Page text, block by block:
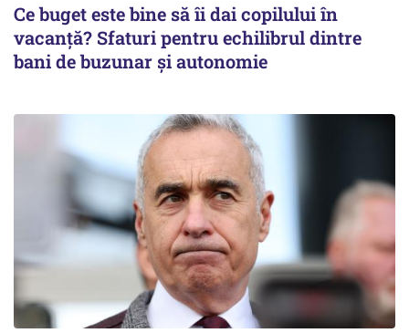
Ce buget este bine să îi dai copilului în
vacanță? Sfaturi pentru echilibrul dintre
bani de buzunar și autonomie